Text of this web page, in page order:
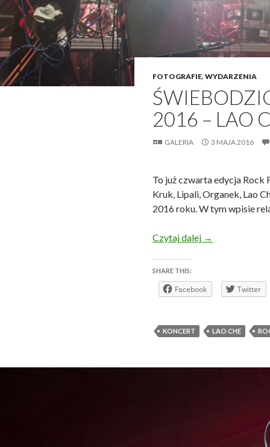
FOTOGRAFIE, WYDARZENIA
2016 – LAO
GALERIA 3 MAJA 2016
To już czwarta edycja Rock
Kruk, Lipali, Organek, Lao
2016 roku. W tym wpisie
Czytaj dalej Świebodzice
→
SHARE THIS:
Facebook Twitter
KONCERT LAO CHE